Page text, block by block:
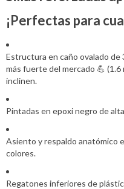
¡Perfectas para
Estructura en caño ovalado de
más fuerte del mercado 💪
inclinen.
Pintadas en epoxi negro de
Asiento y respaldo anatómico
colores.
Regatones inferiores de